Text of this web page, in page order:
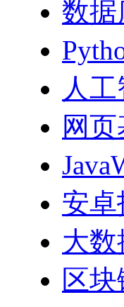
数据
人
网
安卓
大
区块